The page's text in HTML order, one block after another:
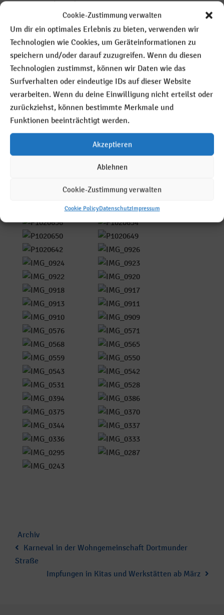
Cookie-Zustimmung verwalten
Um dir ein optimales Erlebnis zu bieten, verwenden wir
Technologien wie Cookies, um Geräteinformationen zu
speichern und/oder darauf zuzugreifen. Wenn du diesen
Technologien zustimmst, können wir Daten wie das
Surfverhalten oder eindeutige IDs auf dieser Website
verarbeiten. Wenn du deine Einwilligung nicht erteilst oder
zurückziehst, können bestimmte Merkmale und
Funktionen beeinträchtigt werden.
Akzeptieren
Ablehnen
Cookie-Zustimmung verwalten
Cookie PolicyDatenschutzImpressum
spannende Sachen!
Bei den Kindern, die nicht dabei sein konnten,
wurde die Märchenkarnevalstüte persönlich zu
Hause abgeliefert.
Wir wünschen uns, dass wir 2022 wieder mit allen
Kindern und Eltern feiern können!
Category
:
Archiv
Karneval in der Wohngemeinschaft Dortmunder
Straße
Impfungen in Kitas und Werkstätten ab März